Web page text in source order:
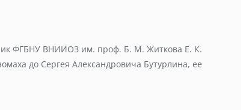
ФГБНУ ВНИИОЗ им. проф. Б. М. Житкова Е. К.
до Сергея Александровича Бутурлина, ее